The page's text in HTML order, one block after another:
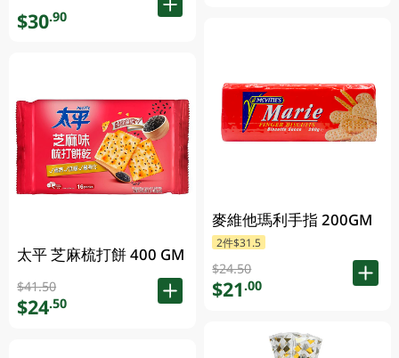
$30.90
太平 芝麻梳打餅 400 GM
$41.50
$24.50
麥維他瑪利手指 200GM
2件$31.5
$24.50
$21.00